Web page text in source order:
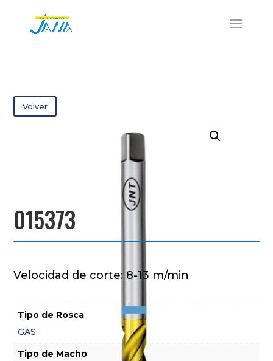
Volver
015373
Velocidad de corte: 8-13 m/min
Tipo de Rosca
GAS
Tipo de Macho